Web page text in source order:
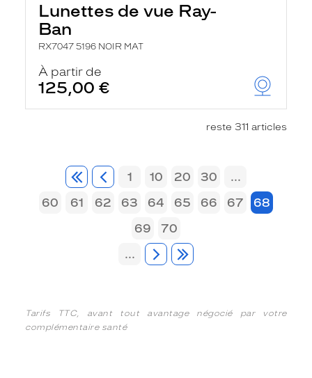
Lunettes de vue Ray-
Ban
RX7047 5196 NOIR MAT
À partir de
125,00 €
reste 311 articles
1 10 20 30
...
60
61 62 63 64 65 66 67
68
69
70
...
Tarifs TTC, avant tout avantage négocié par votre
complémentaire santé